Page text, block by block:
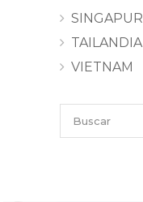
SINGAPUR
TAILANDIA
VIETNAM